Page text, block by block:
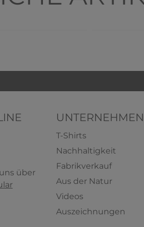
aus 100%
ab5,89 € *
in
50%
aus 100%
Atlethic Vest
über
UNTERNEHMEN
T-Shirts
Nachhaltigkeit
Fabrikverkauf
Aus der Natur
Videos
Auszeichnungen